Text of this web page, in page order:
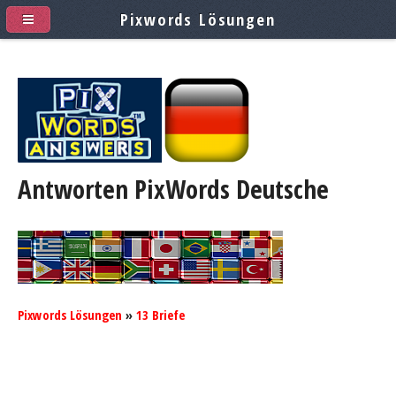
Antworten PixWords Deutsche
Pixwords Lösungen » 13 Briefe
Pixwords Lösungen